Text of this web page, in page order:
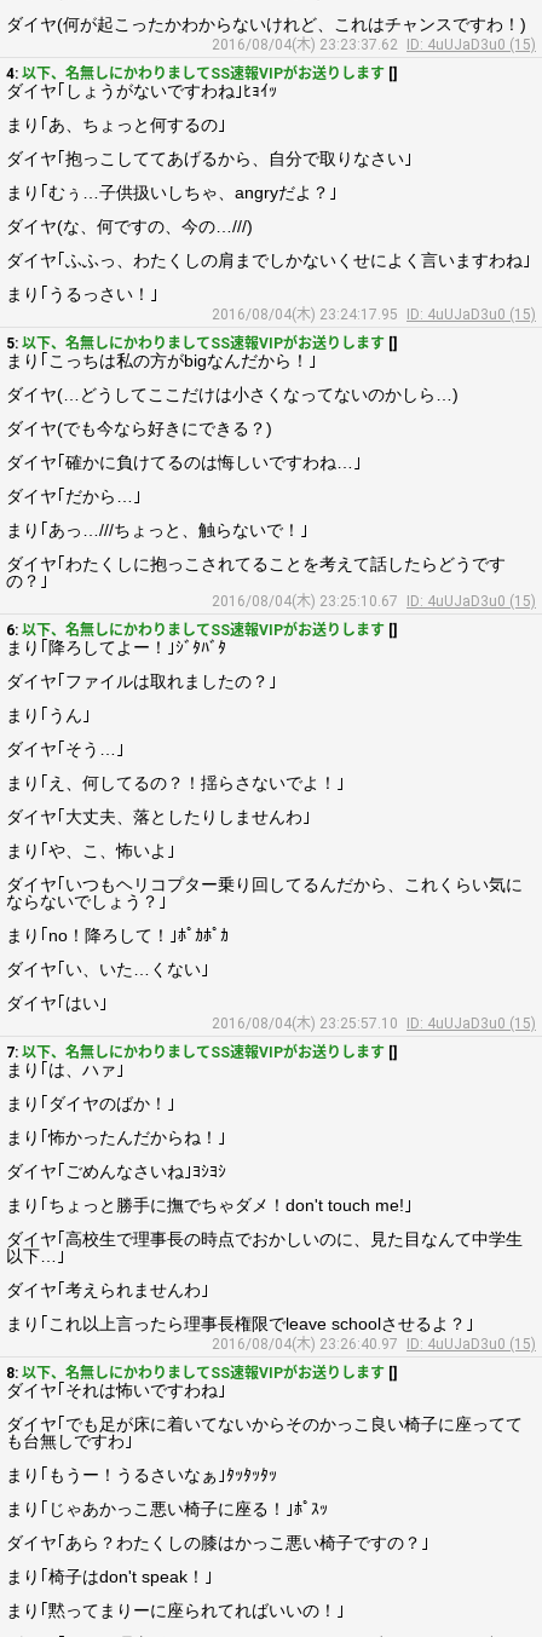
ダイヤ(何が起こったかわからないけれど、これはチャンスですわ！)
2016/08/04(木) 23:23:37.62
ID: 4uUJaD3u0 (15)
4: 以下、名無しにかわりましてSS速報VIPがお送りします []
ダイヤ｢しょうがないですわね｣ﾋｮｲｯ
まり｢あ、ちょっと何するの｣
ダイヤ｢抱っこしててあげるから、自分で取りなさい｣
まり｢むぅ…子供扱いしちゃ、angryだよ？｣
ダイヤ(な、何ですの、今の…///)
ダイヤ｢ふふっ、わたくしの肩までしかないくせによく言いますわね｣
まり｢うるっさい！｣
2016/08/04(木) 23:24:17.95
ID: 4uUJaD3u0 (15)
5: 以下、名無しにかわりましてSS速報VIPがお送りします []
まり｢こっちは私の方がbigなんだから！｣
ダイヤ(…どうしてここだけは小さくなってないのかしら…)
ダイヤ(でも今なら好きにできる？)
ダイヤ｢確かに負けてるのは悔しいですわね…｣
ダイヤ｢だから…｣
まり｢あっ…///ちょっと、触らないで！｣
ダイヤ｢わたくしに抱っこされてることを考えて話したらどうです
の？｣
2016/08/04(木) 23:25:10.67
ID: 4uUJaD3u0 (15)
6: 以下、名無しにかわりましてSS速報VIPがお送りします []
まり｢降ろしてよー！｣ｼﾞﾀﾊﾞﾀ
ダイヤ｢ファイルは取れましたの？｣
まり｢うん｣
ダイヤ｢そう…｣
まり｢え、何してるの？！揺らさないでよ！｣
ダイヤ｢大丈夫、落としたりしませんわ｣
まり｢や、こ、怖いよ｣
ダイヤ｢いつもヘリコプター乗り回してるんだから、これくらい気に
ならないでしょう？｣
まり｢no！降ろして！｣ﾎﾟｶﾎﾟｶ
ダイヤ｢い、いた…くない｣
ダイヤ｢はい｣
2016/08/04(木) 23:25:57.10
ID: 4uUJaD3u0 (15)
7: 以下、名無しにかわりましてSS速報VIPがお送りします []
まり｢は、ハァ｣
まり｢ダイヤのばか！｣
まり｢怖かったんだからね！｣
ダイヤ｢ごめんなさいね｣ﾖｼﾖｼ
まり｢ちょっと勝手に撫でちゃダメ！don't touch me!｣
ダイヤ｢高校生で理事長の時点でおかしいのに、見た目なんて中学生
以下…｣
ダイヤ｢考えられませんわ｣
まり｢これ以上言ったら理事長権限でleave schoolさせるよ？｣
2016/08/04(木) 23:26:40.97
ID: 4uUJaD3u0 (15)
8: 以下、名無しにかわりましてSS速報VIPがお送りします []
ダイヤ｢それは怖いですわね｣
ダイヤ｢でも足が床に着いてないからそのかっこ良い椅子に座ってて
も台無しですわ｣
まり｢もうー！うるさいなぁ｣ﾀｯﾀｯﾀｯ
まり｢じゃあかっこ悪い椅子に座る！｣ﾎﾟｽｯ
ダイヤ｢あら？わたくしの膝はかっこ悪い椅子ですの？｣
まり｢椅子はdon't speak！｣
まり｢黙ってまりーに座られてればいいの！｣